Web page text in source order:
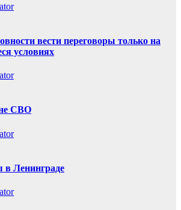
вести переговоры только на
условиях
СВО
в Ленинграде